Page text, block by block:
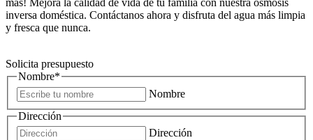
más! Mejora la calidad de vida de tu familia con nuestra osmosis
inversa doméstica. Contáctanos ahora y disfruta del agua más limpia
y fresca que nunca.
Solicita presupuesto
Nombre*
Nombre
Dirección
Dirección